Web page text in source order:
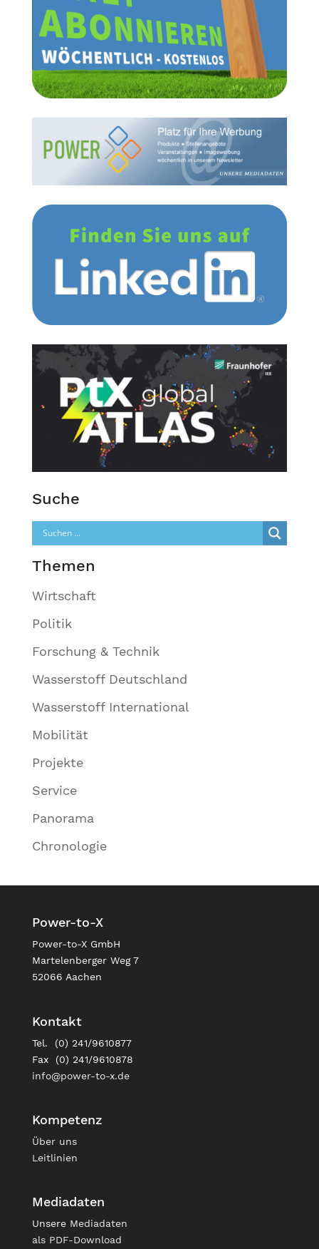
Suche
Themen
Wirtschaft
Politik
Forschung & Technik
Wasserstoff Deutschland
Wasserstoff International
Mobilität
Projekte
Service
Panorama
Chronologie
Power-to-X
Power-to-X GmbH
Martelenberger Weg 7
52066 Aachen
Kontakt
Tel. (0) 241/9610877
Fax (0) 241/9610878
info@power-to-x.de
Kompetenz
Über uns
Leitlinien
Mediadaten
Unsere Mediadaten
als PDF-Download